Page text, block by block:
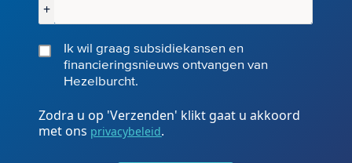
+
Ik wil graag subsidiekansen en
financieringsnieuws ontvangen van
Hezelburcht.
Zodra u op 'Verzenden' klikt gaat u akkoord
met ons privacybeleid.